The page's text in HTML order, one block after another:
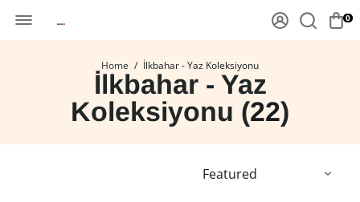
0
Home / İlkbahar - Yaz Koleksiyonu
İlkbahar - Yaz
Koleksiyonu (22)